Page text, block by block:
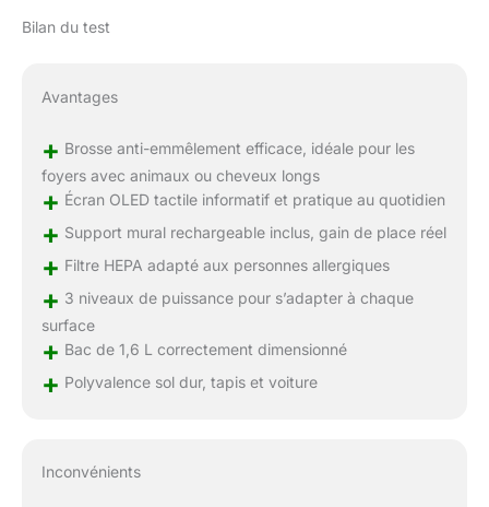
Bilan du test
Avantages
+ Brosse anti-emmêlement efficace, idéale pour les
foyers avec animaux ou cheveux longs
+ Écran OLED tactile informatif et pratique au quotidien
+ Support mural rechargeable inclus, gain de place réel
+ Filtre HEPA adapté aux personnes allergiques
+ 3 niveaux de puissance pour s’adapter à chaque
surface
+ Bac de 1,6 L correctement dimensionné
+ Polyvalence sol dur, tapis et voiture
Inconvénients